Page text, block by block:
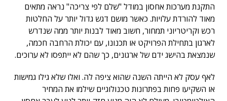
התקנת מערכות אחסון במודל "שלם לפי צריכה" נראה מתאים
מאוד להורדת עלויות. כאשר מושם דגש גדול יותר על החלטות
רכש וקריטריוני תמחור, חשוב מאוד לבנות יותר ממה שנדרש
לארגון בתחילת הפרויקט או תכנונו, עם יכולת הרחבה חכמה,
שנמצאת בהישג ידם של ארגונים, כך שהם לא ייתפסו לא ערוכים.
לאף עסק לא הייתה השנה שהוא ציפה לה. ואלו שלא גילו גמישות
או השקיעו פחות בפתרונות טכנולוגיים שילמו את המחיר